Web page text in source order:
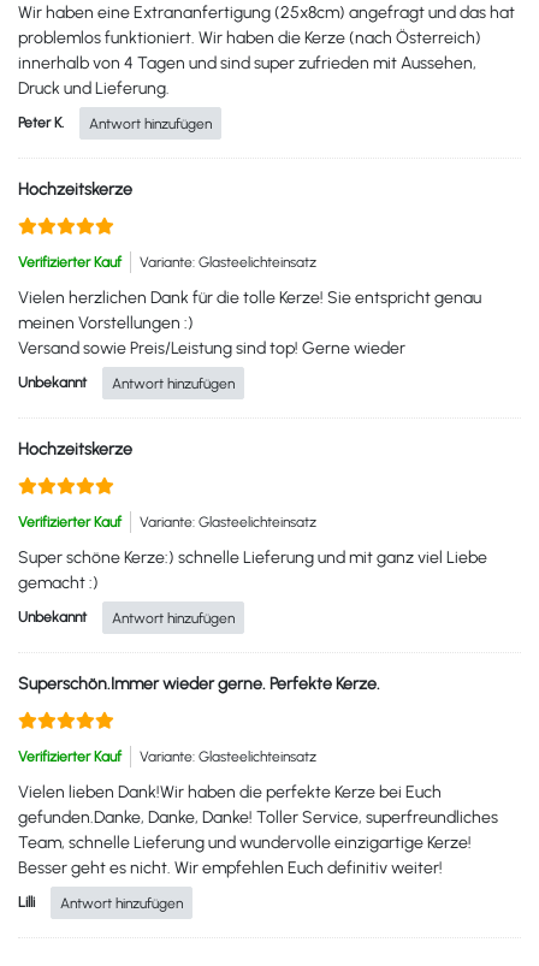
Wir haben eine Extrananfertigung (25x8cm) angefragt und das hat
problemlos funktioniert. Wir haben die Kerze (nach Österreich)
innerhalb von 4 Tagen und sind super zufrieden mit Aussehen,
Druck und Lieferung.
Peter K. Antwort hinzufügen
Hochzeitskerze
Verifizierter Kauf Variante: Glasteelichteinsatz
Vielen herzlichen Dank für die tolle Kerze! Sie entspricht genau
meinen Vorstellungen :)
Versand sowie Preis/Leistung sind top! Gerne wieder
Unbekannt Antwort hinzufügen
Hochzeitskerze
Verifizierter Kauf Variante: Glasteelichteinsatz
Super schöne Kerze:) schnelle Lieferung und mit ganz viel Liebe
gemacht :)
Unbekannt Antwort hinzufügen
Superschön.Immer wieder gerne. Perfekte Kerze.
Verifizierter Kauf Variante: Glasteelichteinsatz
Vielen lieben Dank!Wir haben die perfekte Kerze bei Euch
gefunden.Danke, Danke, Danke! Toller Service, superfreundliches
Team, schnelle Lieferung und wundervolle einzigartige Kerze!
Besser geht es nicht. Wir empfehlen Euch definitiv weiter!
Lilli Antwort hinzufügen